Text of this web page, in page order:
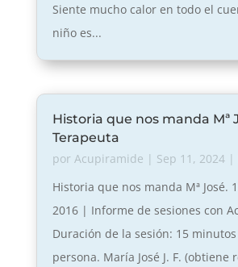
Siente mucho calor en todo el
niño es...
Historia que nos manda Mª
Terapeuta
por Acupiramide | Sep 11, 2024|
Historia que nos manda Mª José.
2016 | Informe de sesiones con
Duración de la sesión: 15
persona. María José J. F. (obtiene